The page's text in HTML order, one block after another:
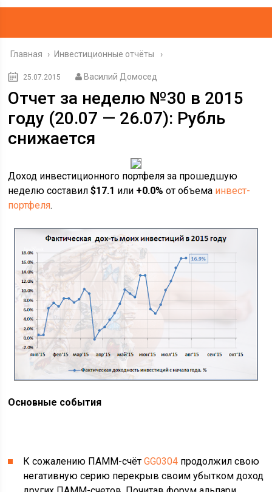
Главная › Инвестиционные отчёты
25.07.2015 Василий Домосед
Отчет за неделю №30 в 2015
году (20.07 — 26.07): Рубль
снижается
Доход инвестиционного портфеля за прошедшую
неделю составил$17.1 или +0.0% от объема инвест-
портфеля.
Основные события
К сожалению ПАММ-счётGG0304 продолжил свою
негативную серию перекрыв своим убытком доход